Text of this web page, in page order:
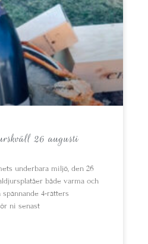
26 augusti
underbara miljö, den 26
både varma och
4-rätters
ni senast